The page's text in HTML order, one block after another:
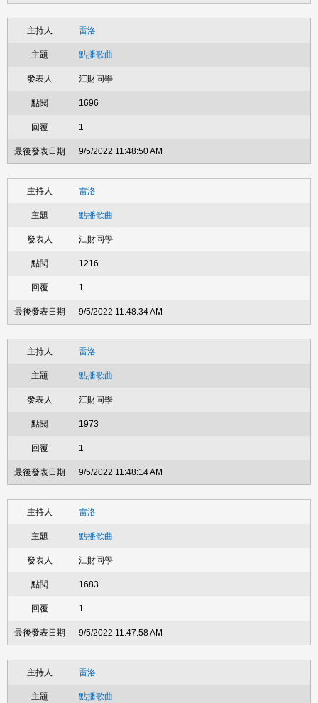
雷洛
點播歌曲
江財同學
1696
1
9/5/2022 11:48:50 AM
雷洛
點播歌曲
江財同學
1216
1
9/5/2022 11:48:34 AM
雷洛
點播歌曲
江財同學
1973
1
9/5/2022 11:48:14 AM
雷洛
點播歌曲
江財同學
1683
1
9/5/2022 11:47:58 AM
雷洛
點播歌曲